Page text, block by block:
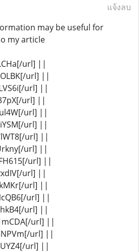
แจ้งลบ
may be useful for
my article
url] ||
url] ||
url] ||
url] ||
url] ||
url] ||
url] ||
url] ||
url] ||
url] ||
url] ||
url] ||
url] ||
url] ||
url] ||
url] ||